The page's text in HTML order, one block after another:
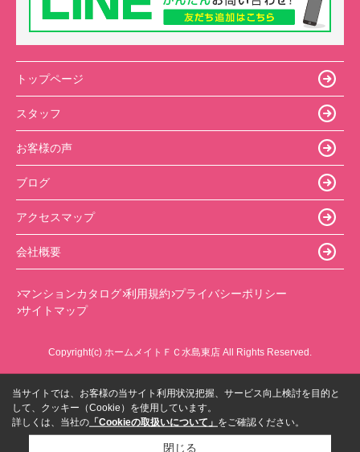
トップページ
スタッフ
お客様の声
ブログ
アクセスマップ
会社概要
マンションカタログ 利用規約 プライバシーポリシー
サイトマップ
Copyright(c) ホームメイトＦＣ水島東店 All Rights Reserved.
当サイトでは、お客様の当サイト利用状況把握、サービス向上検討を目的と
して、クッキー（Cookie）を使用しています。
詳しくは、当社の 「Cookieの取扱いについて」 をご確認ください。
閉じる